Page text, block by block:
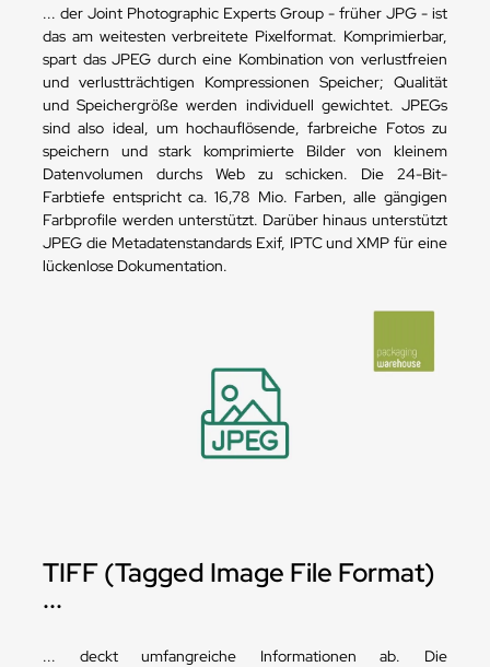
... der Joint Photographic Experts Group - früher JPG - ist
das am weitesten verbreitete Pixelformat. Komprimierbar,
spart das JPEG durch eine Kombination von verlustfreien
und verlustträchtigen Kompressionen Speicher; Qualität
und Speichergröße werden individuell gewichtet. JPEGs
sind also ideal, um hochauflösende, farbreiche Fotos zu
speichern und stark komprimierte Bilder von kleinem
Datenvolumen durchs Web zu schicken. Die 24-Bit-
Farbtiefe entspricht ca. 16,78 Mio. Farben, alle gängigen
Farbprofile werden unterstützt. Darüber hinaus unterstützt
JPEG die Metadatenstandards Exif, IPTC und XMP für eine
lückenlose Dokumentation.
TIFF (Tagged Image File Format)
...
... deckt umfangreiche Informationen ab. Die